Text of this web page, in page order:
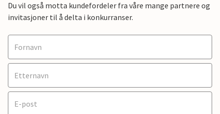
Du vil også motta kundefordeler fra våre mange partnere og
invitasjoner til å delta i konkurranser.